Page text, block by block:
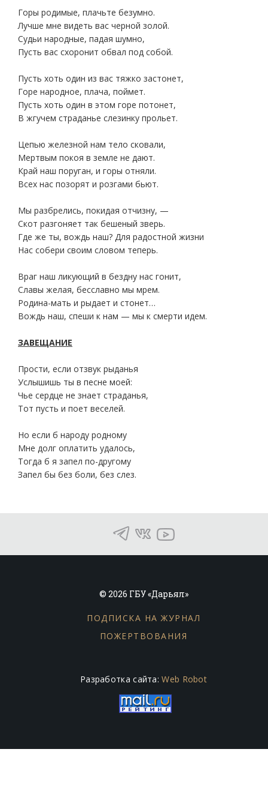
Горы родимые, плачьте безумно.
Лучше мне видеть вас черной золой.
Судьи народные, падая шумно,
Пусть вас схоронит обвал под собой.
Пусть хоть один из вас тяжко застонет,
Горе народное, плача, поймет.
Пусть хоть один в этом горе потонет,
В жгучем страданье слезинку прольет.
Цепью железной нам тело сковали,
Мертвым покоя в земле не дают.
Край наш поруган, и горы отняли.
Всех нас позорят и розгами бьют.
Мы разбрелись, покидая отчизну, —
Скот разгоняет так бешеный зверь.
Где же ты, вождь наш? Для радостной жизни
Нас собери своим словом теперь.
Враг наш ликующий в бездну нас гонит,
Славы желая, бесславно мы мрем.
Родина-мать и рыдает и стонет…
Вождь наш, спеши к нам — мы к смерти идем.
ЗАВЕЩАНИЕ
Прости, если отзвук рыданья
Услышишь ты в песне моей:
Чье сердце не знает страданья,
Тот пусть и поет веселей.
Но если б народу родному
Мне долг оплатить удалось,
Тогда б я запел по-другому
Запел бы без боли, без слез.
© 2026 ГБУ «Дарьял»
ПОДПИСКА НА ЖУРНАЛ
ПОЖЕРТВОВАНИЯ
Разработка сайта:Web Robot